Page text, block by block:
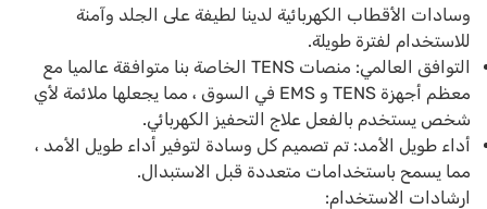
وسادات الأقطاب الكهربائية لدينا لطيفة على الجلد وآمنة
للاستخدام لفترة طويلة.
التوافق العالمي: منصات TENS الخاصة بنا متوافقة عالميا مع
معظم أجهزة TENS و EMS في السوق ، مما يجعلها ملائمة لأي
شخص يستخدم بالفعل علاج التحفيز الكهربائي.
أداء طويل الأمد: تم تصميم كل وسادة لتوفير أداء طويل الأمد ،
مما يسمح باستخدامات متعددة قبل الاستبدال.
ارشادات الاستخدام: